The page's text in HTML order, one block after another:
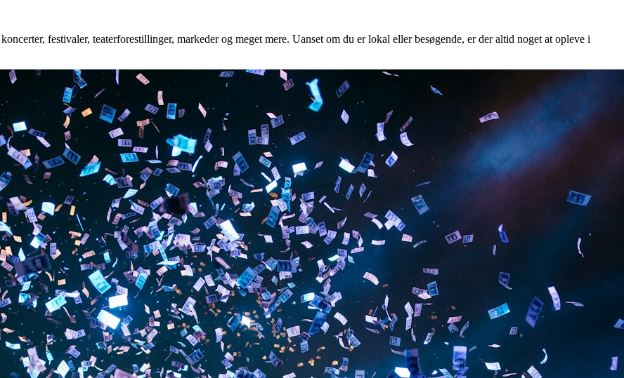
festivaler, teaterforestillinger, markeder og meget mere. Uanset om du er lokal eller besøgende, er der altid noget at opleve i